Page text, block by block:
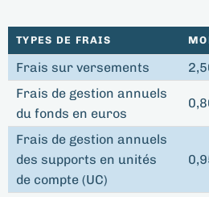
TYPES DE FRAIS
Frais sur versements
Frais de gestion annuels
du fonds en euros
Frais de gestion annuels
des supports en unités
de compte (UC)